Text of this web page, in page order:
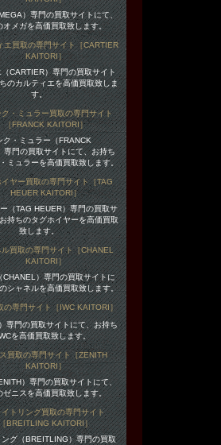
）専門の買取サイトにて、
オメガを高価買取致します。
CARTIER）専門の買取サイト
のカルティエを高価買取致しま
す。
ク・ミュラー（FRANCK
専門の買取サイトにて、お持ち
ミュラーを高価買取致します。
（TAG HEUER）専門の買取サ
持ちのタグホイヤーを高価買取
致します。
CHANEL）専門の買取サイトに
シャネルを高価買取致します。
専門の買取サイトにて、お持ち
を高価買取致します。
）専門の買取サイトにて、
ゼニスを高価買取致します。
グ（BREITLING）専門の買取